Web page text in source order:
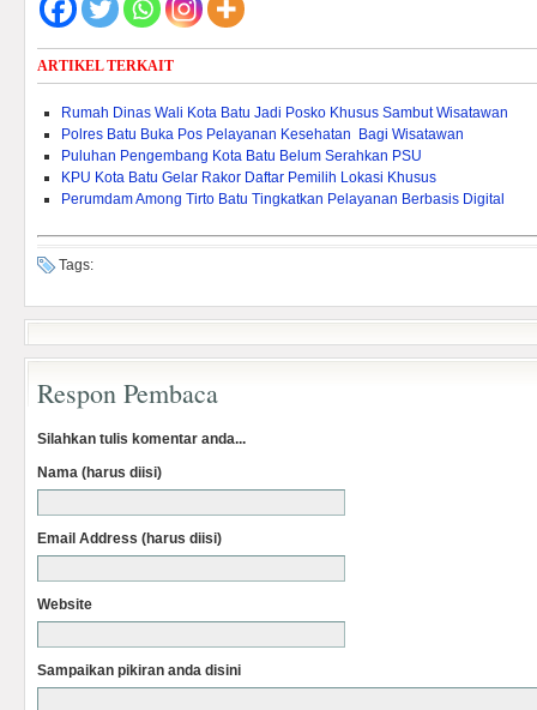
ARTIKEL TERKAIT
Rumah Dinas Wali Kota Batu Jadi Posko Khusus Sambut Wisatawan
Polres Batu Buka Pos Pelayanan Kesehatan Bagi Wisatawan
Puluhan Pengembang Kota Batu Belum Serahkan PSU
KPU Kota Batu Gelar Rakor Daftar Pemilih Lokasi Khusus
Perumdam Among Tirto Batu Tingkatkan Pelayanan Berbasis Digital
Tags:
Respon Pembaca
Silahkan tulis komentar anda...
Nama (harus diisi)
Email Address (harus diisi)
Website
Sampaikan pikiran anda disini